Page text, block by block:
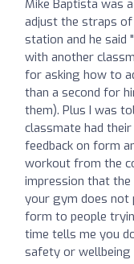
Mike Baptista was
adjust the straps
station and he said
with another
for asking how to
than a second for
them). Plus I was
classmate had
feedback on form
workout from the
impression that
your gym does not
form to people
time tells me you
safety or wellbeing